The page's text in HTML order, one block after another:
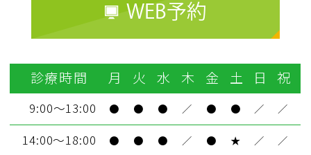
WEB予約
診療時間 月 火 水 木 金 土 日 祝
9:00～13:00 ● ● ● ／ ● ● ／ ／
14:00～18:00 ● ● ● ／ ● ★ ／ ／